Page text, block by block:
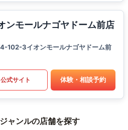
ンモールナゴヤドーム前店
102-3イオンモールナゴヤドーム前
公式サイト 体験・相談予約
ャンルの店舗を探す